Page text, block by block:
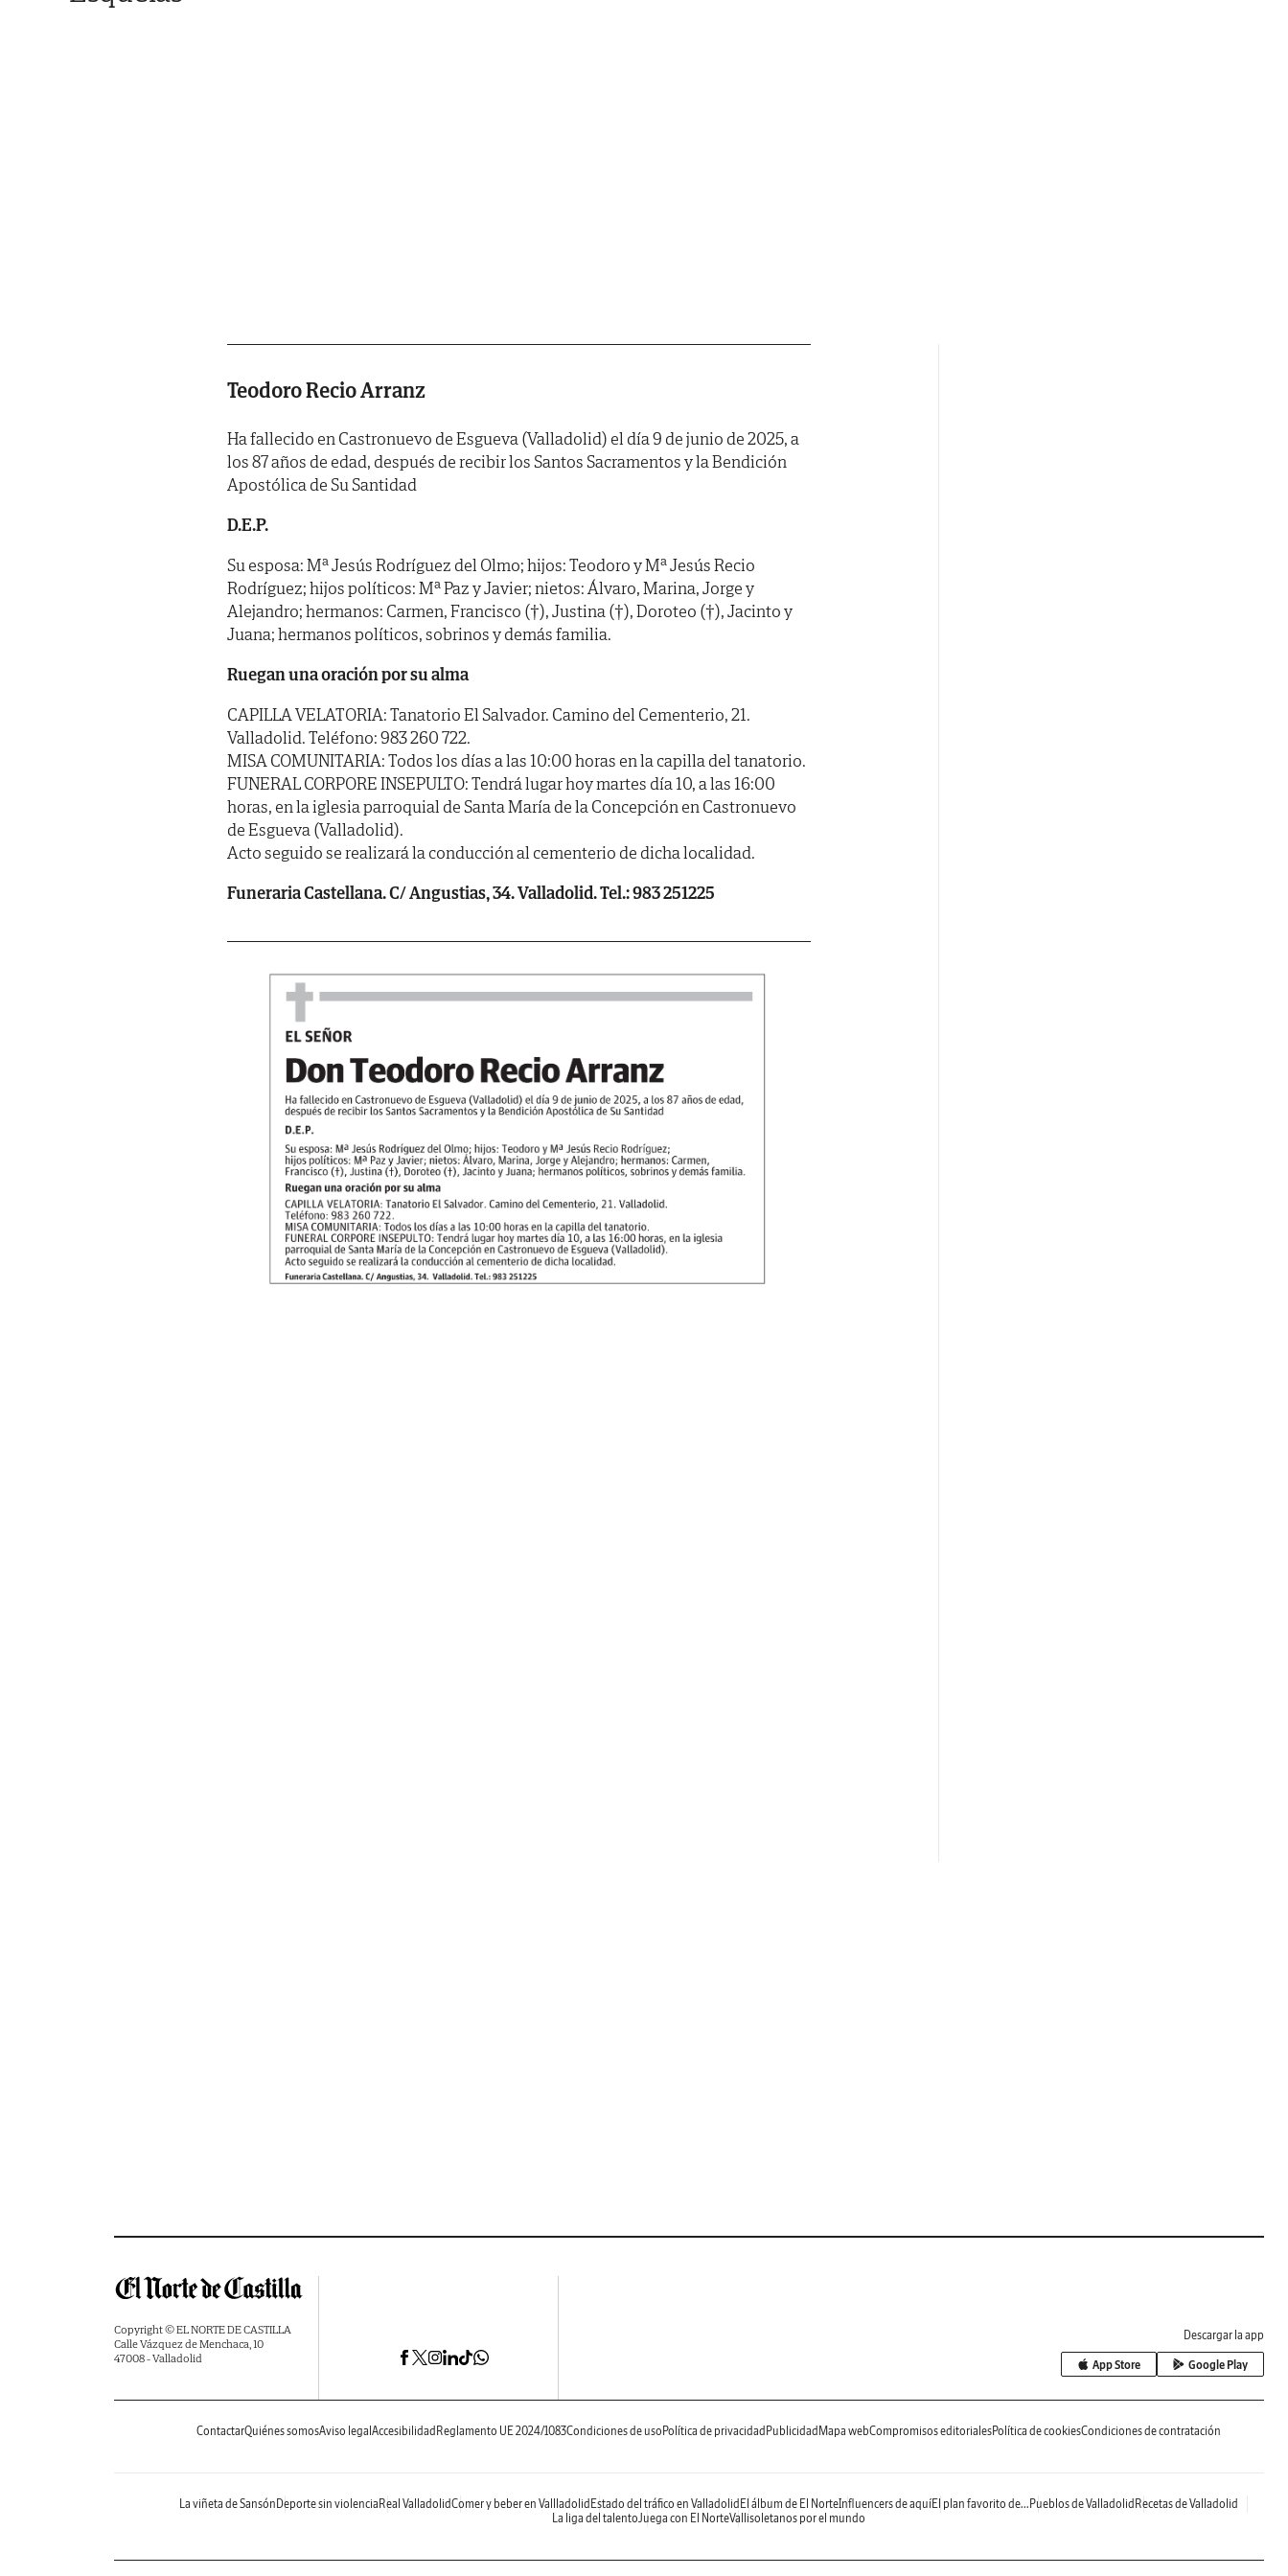
Teodoro Recio Arranz
Ha fallecido en Castronuevo de Esgueva (Valladolid) el día 9 de junio de 2025, a
los 87 años de edad, después de recibir los Santos Sacramentos y la Bendición
Apostólica de Su Santidad
D.E.P.
Su esposa: Mª Jesús Rodríguez del Olmo; hijos: Teodoro y Mª Jesús Recio
Rodríguez; hijos políticos: Mª Paz y Javier; nietos: Álvaro, Marina, Jorge y
Alejandro; hermanos: Carmen, Francisco (†), Justina (†), Doroteo (†), Jacinto y
Juana; hermanos políticos, sobrinos y demás familia.
Ruegan una oración por su alma
CAPILLA VELATORIA: Tanatorio El Salvador. Camino del Cementerio, 21.
Valladolid. Teléfono: 983 260 722.
MISA COMUNITARIA: Todos los días a las 10:00 horas en la capilla del tanatorio.
FUNERAL CORPORE INSEPULTO: Tendrá lugar hoy martes día 10, a las 16:00
horas, en la iglesia parroquial de Santa María de la Concepción en Castronuevo
de Esgueva (Valladolid).
Acto seguido se realizará la conducción al cementerio de dicha localidad.
Funeraria Castellana. C/ Angustias, 34. Valladolid. Tel.: 983 251225
Copyright © EL NORTE DE CASTILLA
Calle Vázquez de Menchaca, 10
47008 - Valladolid
Descargar la app
App Store Google Play
ContactarQuiénes somosAviso legal Accesibilidad Reglamento UE 2024/1083Condiciones de uso Política de privacidad Publicidad Mapa webCompromisos editorialesPolítica de cookiesCondiciones de contratación
La viñeta de Sansón Deporte sin violencia Real ValladolidComer y beber en Vallladolid Estado del tráfico en Valladolid El álbum de El NorteInfluencers de aquíEl plan favorito de... Pueblos de Valladolid Recetas de Valladolid
La liga del talentoJuega con El NorteVallisoletanos por el mundo